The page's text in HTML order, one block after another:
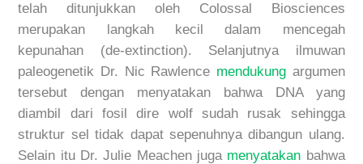
telah ditunjukkan oleh Colossal Biosciences
merupakan langkah kecil dalam mencegah
kepunahan (de-extinction). Selanjutnya ilmuwan
paleogenetik Dr. Nic Rawlence mendukungargumen
tersebut dengan menyatakan bahwa DNA
yang
diambil dari fosildire wolf sudah rusak sehingga
struktur sel tidak dapat sepenuhnyadibangun ulang.
Selain itu Dr. Julie Meachen juga menyatakan bahwa